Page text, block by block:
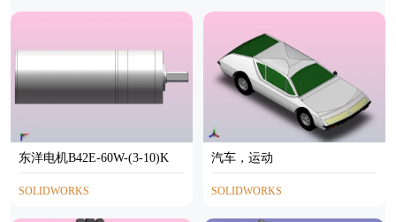
直线模组
STP SOLIDWORKS
东洋电机B42E-60W-(3-10)K
SOLIDWORKS
汽车，运动
SOLIDWORKS